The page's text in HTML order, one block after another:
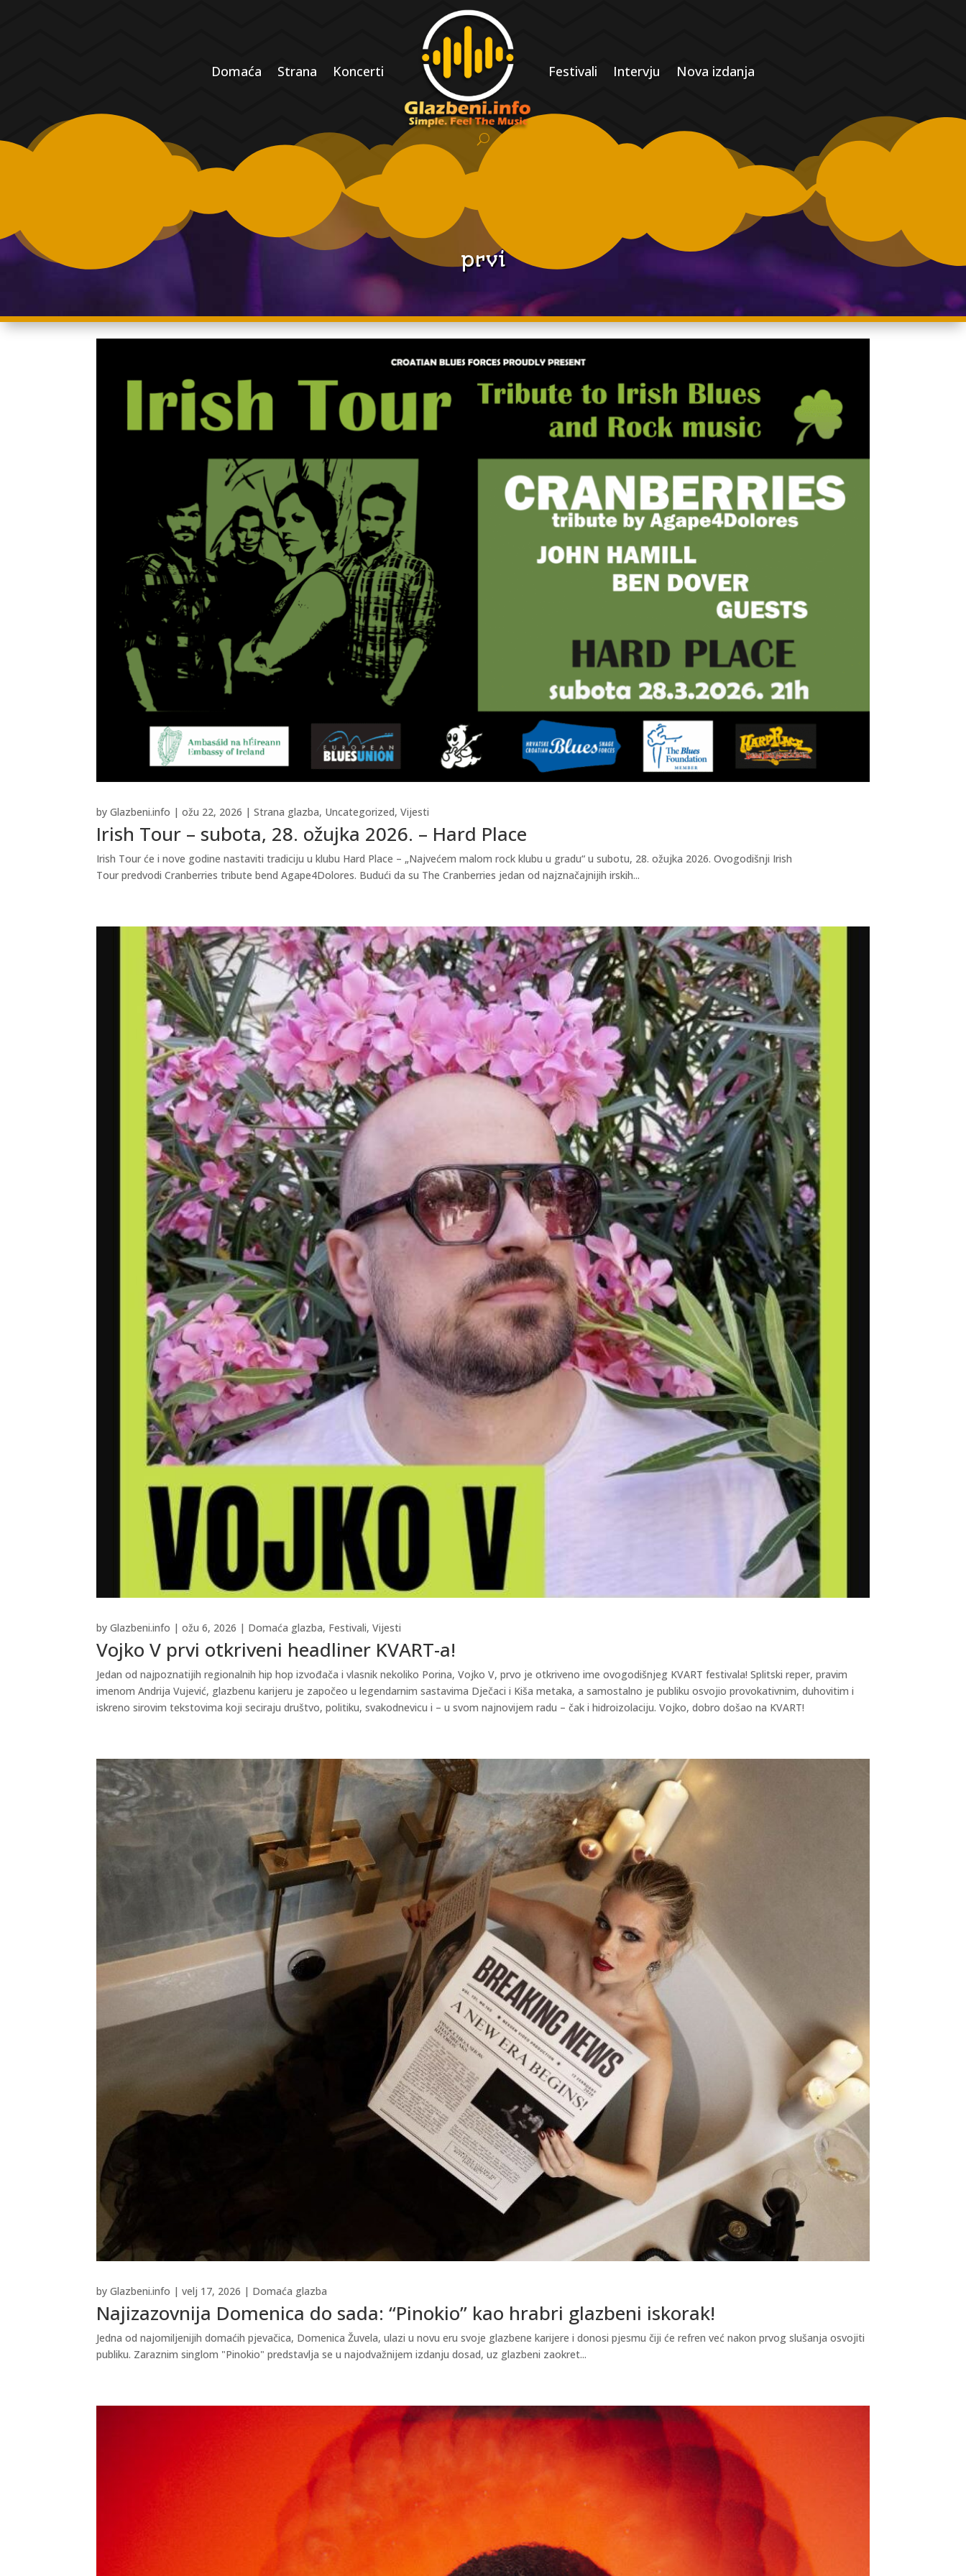
Domaća Strana Koncerti Festivali Intervju Nova izdanja
prvi
Irish Tour – subota, 28. ožujka 2026. – Hard Place
byGlazbeni.info |ožu 22, 2026 |Strana glazba, Uncategorized,Vijesti
Irish Tour će i nove godine nastaviti tradiciju u klubu Hard Place – „Najvećem malom rock klubu u gradu“ u subotu, 28. ožujka 2026. Ovogodišnji Irish
Tour predvodi Cranberries tribute bend Agape4Dolores. Budući da su The Cranberries jedan od najznačajnijih irskih...
Vojko V prvi otkriveni headliner KVART-a!
byGlazbeni.info |ožu 6, 2026 | Domaća glazba, Festivali,Vijesti
Jedan od najpoznatijih regionalnih hip hop izvođača i vlasnik nekoliko Porina, Vojko V, prvo je otkriveno ime ovogodišnjeg KVART festivala! Splitski reper, pravim
imenom Andrija Vujević, glazbenu karijeru je započeo u legendarnim sastavima Dječaci i Kiša metaka, a samostalno je publiku osvojio provokativnim, duhovitim i
iskreno sirovim tekstovima koji seciraju društvo, politiku, svakodnevicu i – u svom najnovijem radu – čak i hidroizolaciju. Vojko, dobro došao na KVART!
Najizazovnija Domenica do sada: “Pinokio” kao hrabri glazbeni iskorak!
byGlazbeni.info |velj 17, 2026 | Domaća glazba
Jedna od najomiljenijih domaćih pjevačica, Domenica Žuvela, ulazi u novu eru svoje glazbene karijere i donosi pjesmu čiji će refren već nakon prvog slušanja osvojiti
publiku. Zaraznim singlom "Pinokio" predstavlja se u najodvažnijem izdanju dosad, uz glazbeni zaokret...